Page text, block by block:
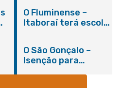
O Fluminense –
Itaboraí terá escola
março
O São Gonçalo –
Isenção para